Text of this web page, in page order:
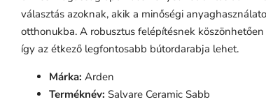
választás azoknak, akik a minőségi
otthonukba. A robusztus felépítésnek
így az étkező legfontosabb bútordarabja lehet.
Márka: Arden
Terméknév: Salvare Ceramic Sabb